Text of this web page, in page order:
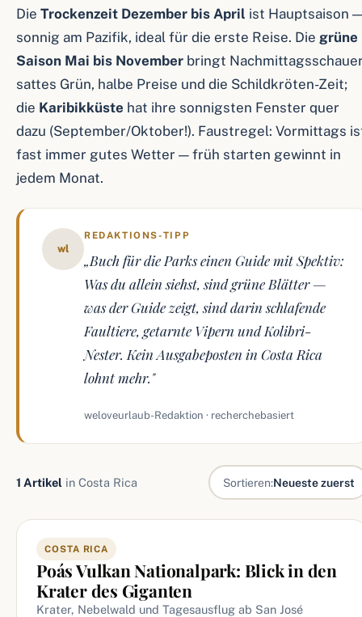
Die Trockenzeit Dezember bis April ist Hauptsaison —
sonnig am Pazifik, ideal für die erste Reise. Die grüne
Saison Mai bis November bringt
sattes Grün, halbe Preise und die Schildkröten-Zeit;
die Karibikküste hat ihre sonnigsten Fenster quer
dazu (September/Oktober!). Faustregel: Vormittags
fast immer gutes Wetter — früh starten gewinnt in
jedem Monat.
wl
REDAKTIONS-TIPP
„Buch für die Parks einen Guide mit Spektiv:
Was du allein siehst, sind grüne Blätter —
was der Guide zeigt, sind darin schlafende
Faultiere, getarnte Vipern und Kolibri-
Nester. Kein Ausgabeposten in Costa Rica
lohnt mehr."
weloveurlaub-Redaktion · recherchebasiert
1 Artikel in Costa Rica Sortieren:Neueste zuerst
Artikel in Costa Rica
COSTA RICA
Poás Vulkan Nationalpark: Blick in den
Krater des Giganten
Krater, Nebelwald und Tagesausflug ab San José